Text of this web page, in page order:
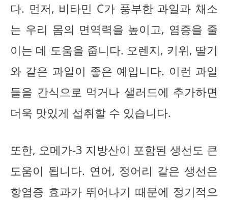
다. 먼저, 비타민 C가 풍부한 과일과 채소
는 우리 몸의 면역력을 높이고, 염증을 줄
이는 데 도움을 줍니다. 오렌지, 키위, 딸기
와 같은 과일이 좋은 예입니다. 이런 과일
들을 간식으로 먹거나 샐러드에 추가하면
더욱 맛있게 섭취할 수 있습니다.
또한, 오메가-3 지방산이 포함된 생선도 큰
도움이 됩니다. 연어, 정어리 같은 생선은
항염증 효과가 뛰어나기 때문에 정기적으